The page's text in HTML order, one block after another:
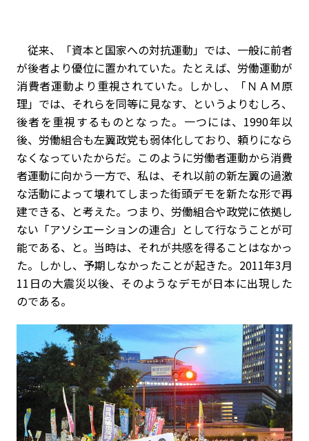
従来、「資本と国家への対抗運動」では、一般に前者
が後者より優位に置かれていた。たとえば、労働運動が
消費者運動より重視されていた。しかし、「ＮＡＭ原
理」では、それらを同等に見なす、というよりむしろ、
後者を重視するものとなった。一つには、1990年以
後、労働組合も左翼政党も弱体化しており、頼りになら
なくなっていたからだ。このように労働者運動から消費
者運動に向かう一方で、私は、それ以前の新左翼の過激
な活動によって壊れてしまった街頭デモを新たな形で再
建できる、と考えた。つまり、労働組合や政党に依拠し
ない「アソシエーションの連合」として行なうことが可
能である、と。当時は、それが共感を得ることはなかっ
た。しかし、予期しなかったことが起きた。2011年3月
11日の大震災以後、そのようなデモが日本に出現した
のである。